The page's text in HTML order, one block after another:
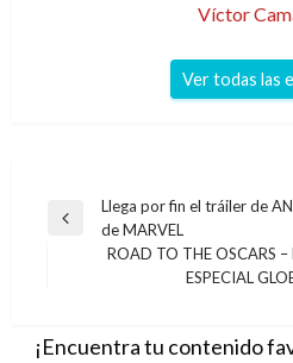
Víctor
Ver todas las
Navegación
Entrada
Llega por fin el tráiler de
de MARVEL
ROAD TO THE OSCARS
ESPECIAL
¡Encuentra tu contenido